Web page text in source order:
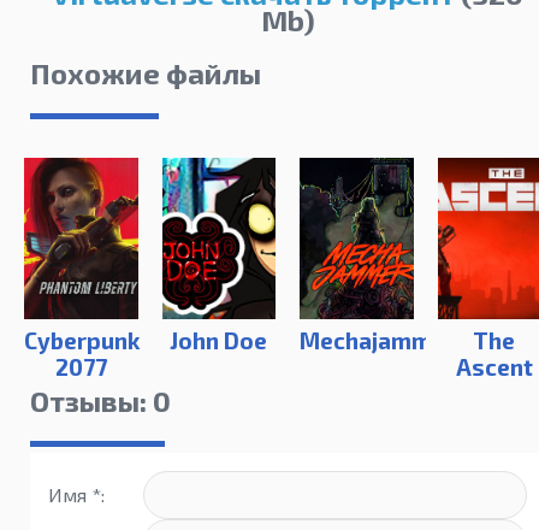
Mb)
Похожие файлы
Cyberpunk
2077
Phantom
Liberty
John Doe Mechajammer
The
Ascent
Отзывы: 0
Имя *: